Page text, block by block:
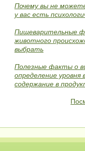
Почему вы не
у вас есть
Пищеварительные
животного
выбрать
Полезные факты о
определение уровня
содержание в